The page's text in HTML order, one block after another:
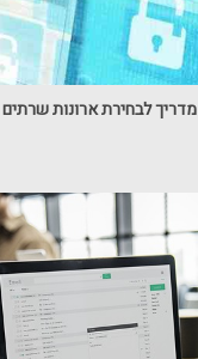
מדריך לבחירת ארונות שרתים